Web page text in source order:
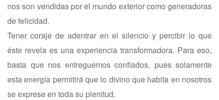
nos son vendidas por el mundo exterior como generadoras
de felicidad.
Tener coraje de adentrar en el silencio y percibir lo que
éste revela es una experiencia transformadora. Para eso,
basta que nos entreguemos confiados, pues solamente
esta energía permitirá que lo divino que habita en nosotros
se exprese en toda su plenitud.